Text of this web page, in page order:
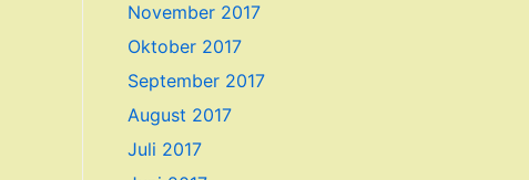
November 2017
Oktober 2017
September 2017
August 2017
Juli 2017